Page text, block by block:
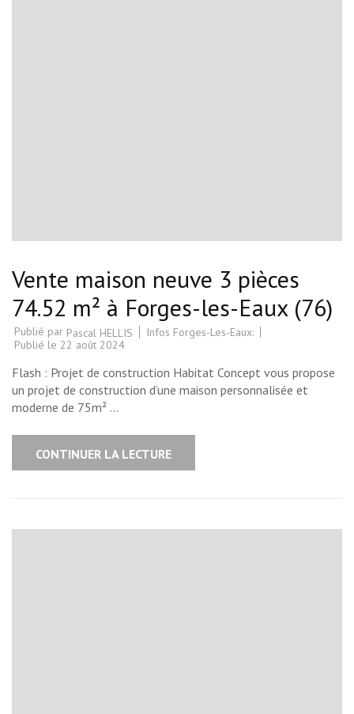
Vente maison neuve 3 pièces
74.52 m² à Forges-les-Eaux (76)
Publié par Pascal HELLIS
Infos Forges-Les-Eaux:
Publié le 22 août 2024
Flash : Projet de construction Habitat Concept vous propose
un projet de construction d’une maison personnalisée et
moderne de 75m² …
CONTINUER LA LECTURE